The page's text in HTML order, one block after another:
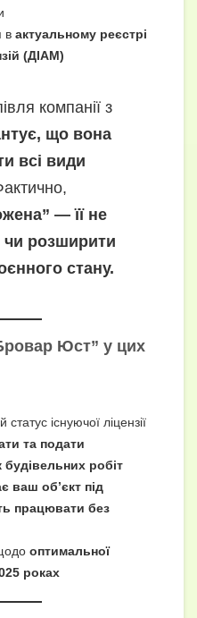
в актуальному реєстрі
(ДІАМ)
компанії з
що вона
всі види
— її не
розширити
стану.
Юст” у цих
існуючої ліцензії
та подати
робіт
ваш об’єкт під
працювати без
оптимальної
роках